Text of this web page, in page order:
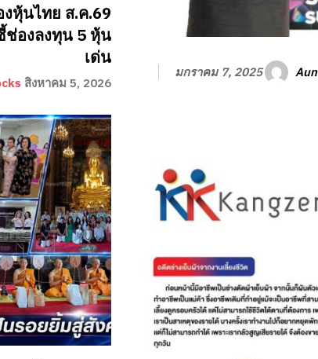
งหุ้นไทย ส.ค.69
ช่องลงทุน 5 หุ้น
เด่น
สิงหาคม 5, 2026
มกราคม 7, 2025 Aun